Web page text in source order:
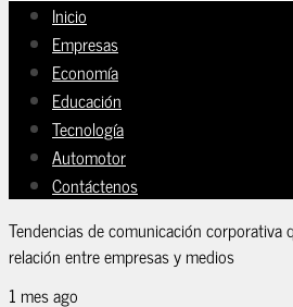
Inicio
Empresas
Economía
Educación
Tecnología
Automotor
Contáctenos
Tendencias de comunicación corporativa
relación entre empresas y medios
1 mes ago